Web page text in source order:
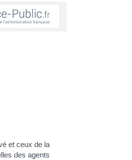
et ceux de la
des agents